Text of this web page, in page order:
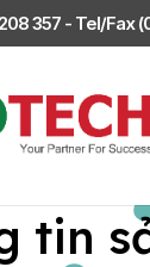
357 - Tel/Fax
tin